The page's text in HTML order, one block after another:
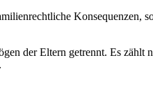
Konsequenzen,
der Eltern getrennt. Es zählt